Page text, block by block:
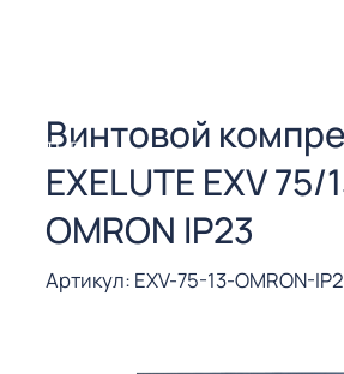
Винтовой
EXELUTE EXV 75/
OMRON IP23
Артикул: EXV-75-13-OMRON-